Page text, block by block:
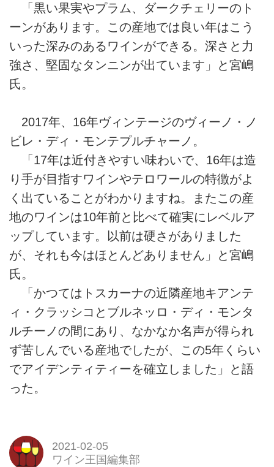
「黒い果実やプラム、ダークチェリーのト
ーンがあります。この産地では良い年はこう
いった深みのあるワインができる。深さと力
強さ、堅固なタンニンが出ています」と宮嶋
氏。
2017年、16年ヴィンテージのヴィーノ・ノ
ビレ・ディ・モンテプルチャーノ。
「17年は近付きやすい味わいで、16年は造
り手が目指すワインやテロワールの特徴がよ
く出ていることがわかりますね。またこの産
地のワインは10年前と比べて確実にレベルア
ップしています。以前は硬さがありました
が、それも今はほとんどありません」と宮嶋
氏。
「かつてはトスカーナの近隣産地キアンテ
ィ・クラッシコとブルネッロ・ディ・モンタ
ルチーノの間にあり、なかなか名声が得られ
ず苦しんでいる産地でしたが、この5年くらい
でアイデンティティーを確立しました」と語
った。
2021-02-05
ワイン王国編集部